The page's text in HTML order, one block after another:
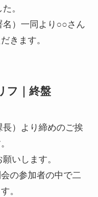
。
）一同より○○さん
きます。
フ｜終盤
）より締めのご挨
いします。
の参加者の中で二
。